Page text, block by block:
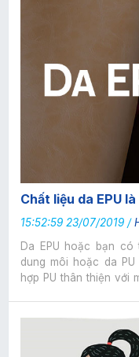
Chất liệu da EPU là
15:52:59 23/07/2019 /
Da EPU hoặc bạn
dung môi hoặc da
hợp PU thân thiện với